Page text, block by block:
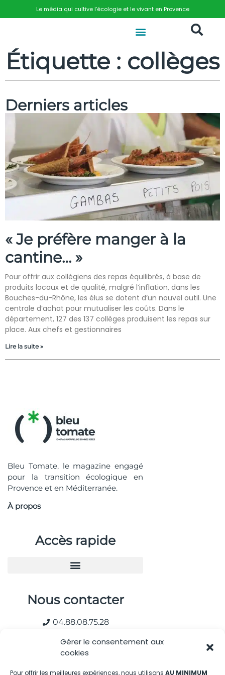
Gérer le consentement aux
cookies
Pour offrir les meilleures expériences, nous utilisons AU MINIMUM
Le média qui cultive l’écologie et le vivant en Provence
Étiquette : collèges
Derniers articles
« Je préfère manger à la
cantine… »
Pour offrir aux collégiens des repas équilibrés, à base de
produits locaux et de qualité, malgré l’inflation, dans les
Bouches-du-Rhône, les élus se dotent d’un nouvel outil. Une
centrale d’achat pour mutualiser les coûts. Dans le
département, 127 des 137 collèges produisent les repas sur
place. Aux chefs et gestionnaires
Lire la suite »
Bleu Tomate, le magazine engagé
pour la transition écologique en
Provence et en Méditerranée.
À propos
Accès rapide
Nous contacter
04.88.08.75.28